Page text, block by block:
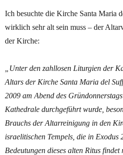
Ich besuchte die Kirche Santa Maria
wirklich sehr alt sein muss – der
der Kirche:
„Unter den zahllosen Liturgien der
Altars der Kirche Santa Maria del
2009 am Abend des
Kathedrale durchgeführt wurde,
Brauchs der Altarreinigung in den
israelitischen Tempels, die in Exodus
Bedeutungen dieses alten Ritus